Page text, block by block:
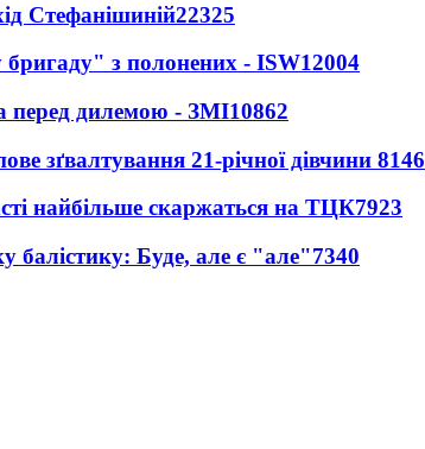
Стефанішиній22325
з полонених - ISW12004
перед дилемою - ЗМІ10862
зґвалтування 21-річної дівчини 8146
найбільше скаржаться на ТЦК7923
балістику: Буде, але є "але"7340